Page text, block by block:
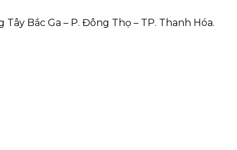
Bắc Ga – P. Đông Thọ – TP. Thanh Hóa.